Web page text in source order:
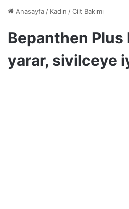
Anasayfa/ Kadın /Cilt Bakımı
Bepanthen Plus
yarar, sivilceye